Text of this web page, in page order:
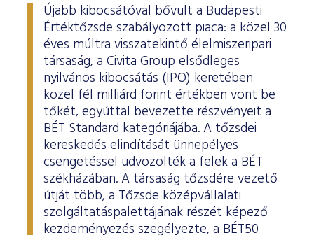
Újabb kibocsátóval bővült a Budapesti
Értéktőzsde szabályozott piaca: a közel 30
éves múltra visszatekintő élelmiszeripari
társaság, a Civita Group elsődleges
nyilvános kibocsátás (IPO) keretében
közel fél milliárd forint értékben vont be
tőkét, egyúttal bevezette részvényeit a
BÉT Standard kategóriájába. A tőzsdei
kereskedés elindítását ünnepélyes
csengetéssel üdvözölték a felek a BÉT
székházában. A társaság tőzsdére vezető
útját több, a Tőzsde középvállalati
szolgáltatáspalettájának részét képező
kezdeményezés szegélyezte, a BÉT50